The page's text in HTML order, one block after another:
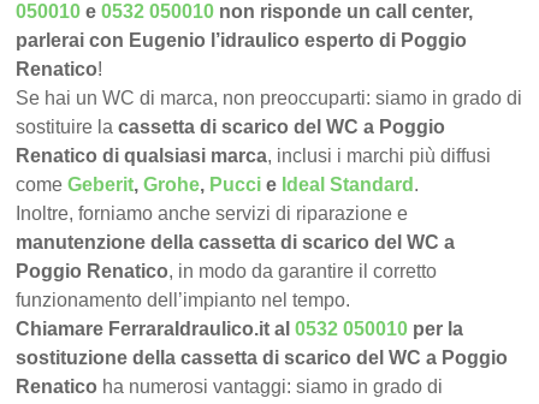
050010 e0532 050010 non risponde un call center,
parlerai con Eugenio l’idraulico esperto di Poggio
Renatico!
Se hai un WC di marca, non preoccuparti: siamo in grado di
sostituire lacassetta di scarico del WC a Poggio
Renatico di qualsiasi marca, inclusi i marchi più diffusi
comeGeberit,Grohe, Pucci e Ideal Standard .
Inoltre, forniamo anche servizi di riparazione e
manutenzione della cassetta di scarico del WC a
Poggio Renatico, in modo da garantire il corretto
funzionamento dell’impianto nel tempo.
Chiamare FerraraIdraulico.it al0532 050010 per la
sostituzione della cassetta di scarico del WC a Poggio
Renatico ha numerosi vantaggi: siamo in grado di